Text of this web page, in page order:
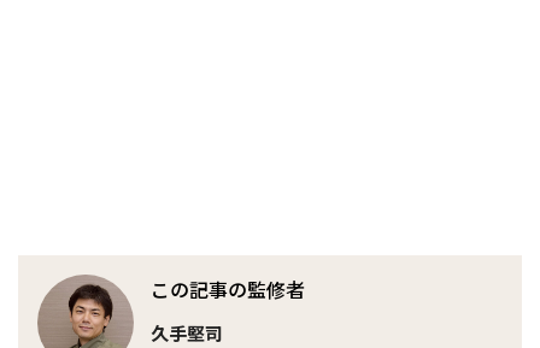
この記事の監修者
久手堅司